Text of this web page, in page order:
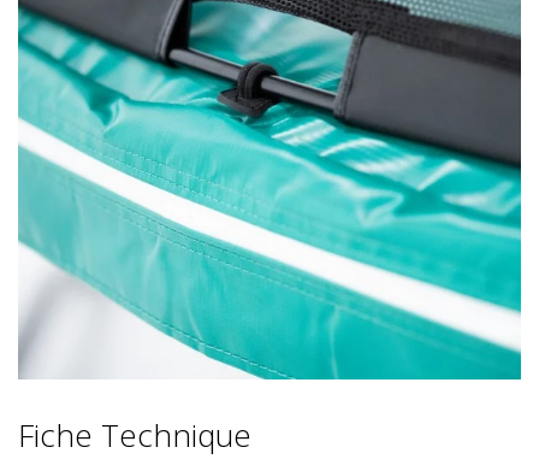
Fiche Technique